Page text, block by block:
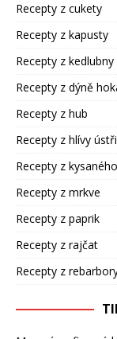
Recepty z cukety
Recepty z kapusty
Recepty z kedlubny
Recepty z dýně
Recepty z hub
Recepty z hlívy
Recepty z
Recepty z mrkve
Recepty z paprik
Recepty z rajčat
Recepty z